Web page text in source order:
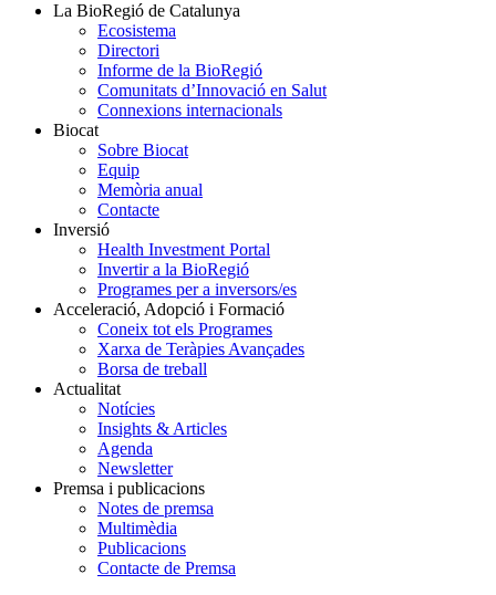
La BioRegió de Catalunya
Ecosistema
Directori
Informe de la BioRegió
Comunitats d’Innovació en Salut
Connexions internacionals
Biocat
Sobre Biocat
Equip
Memòria anual
Contacte
Inversió
Health Investment Portal
Invertir a la BioRegió
Programes per a inversors/es
Acceleració, Adopció i Formació
Coneix tot els Programes
Xarxa de Teràpies Avançades
Borsa de treball
Actualitat
Notícies
Insights & Articles
Agenda
Newsletter
Premsa i publicacions
Notes de premsa
Multimèdia
Publicacions
Contacte de Premsa